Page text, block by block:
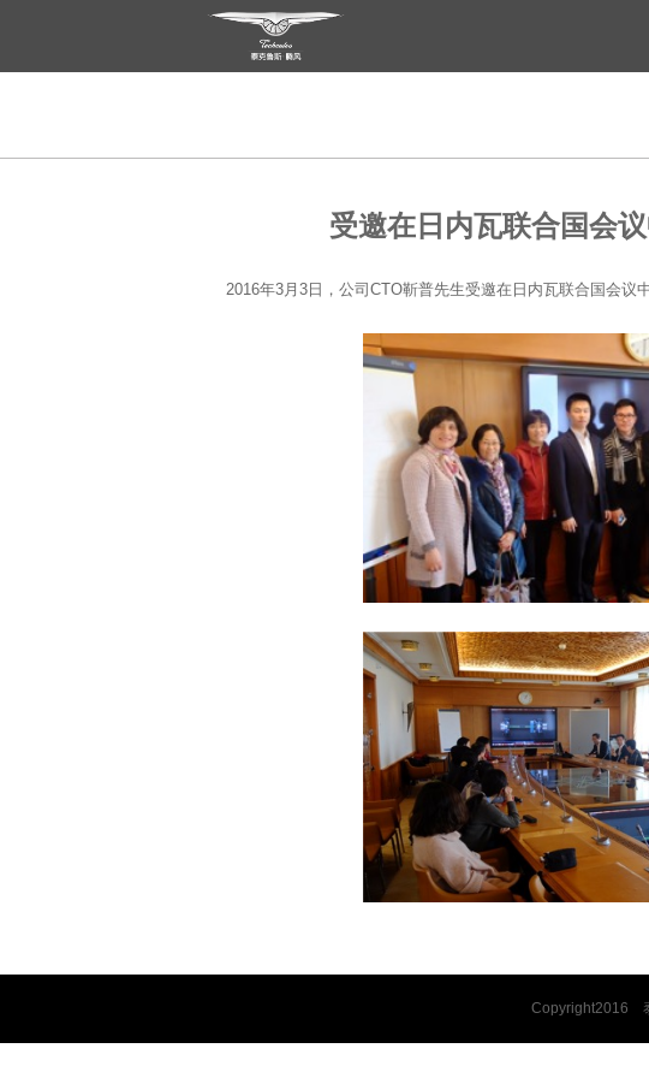
受邀在日内瓦联合国会
2016年3月3日，公司CTO靳普先生受邀在日内瓦联合国会议
Copyright2016